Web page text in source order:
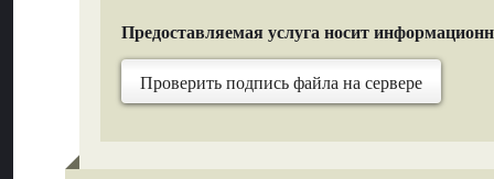
Предоставляемая услуга носит
Проверить подпись файла на сервере